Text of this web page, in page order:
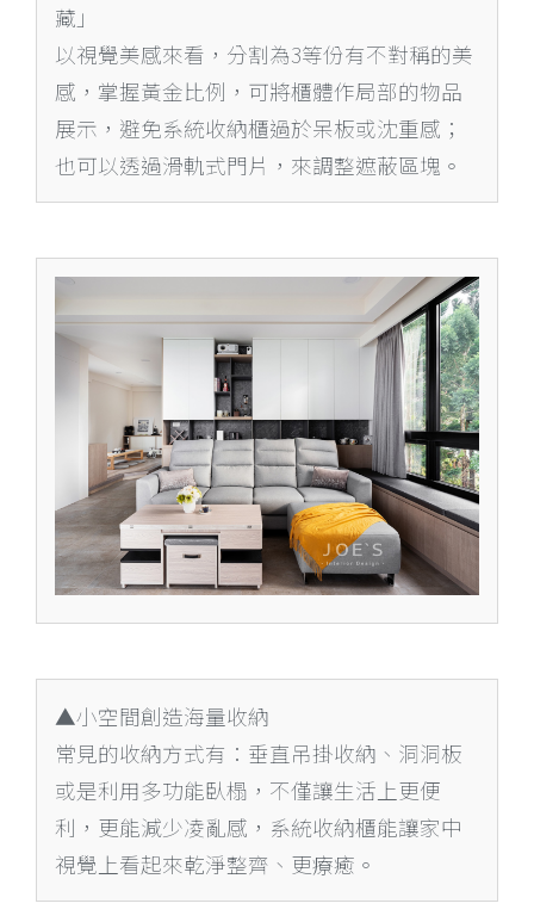
藏」
以視覺美感來看，分割為3等份有不對稱的美
感，掌握黃金比例，可將櫃體作局部的物品
展示，避免系統收納櫃過於呆板或沈重感；
也可以透過滑軌式門片，來調整遮蔽區塊。
▲小空間創造海量收納
常見的收納方式有：垂直吊掛收納、洞洞板
或是利用多功能臥榻，不僅讓生活上更便
利，更能減少凌亂感，系統收納櫃能讓家中
視覺上看起來乾淨整齊、更療癒。